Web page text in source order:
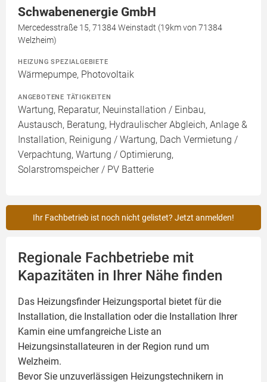
Schwabenenergie GmbH
Mercedesstraße 15, 71384 Weinstadt (19km von 71384
Welzheim)
HEIZUNG SPEZIALGEBIETE
Wärmepumpe, Photovoltaik
ANGEBOTENE TÄTIGKEITEN
Wartung, Reparatur, Neuinstallation / Einbau,
Austausch, Beratung, Hydraulischer Abgleich, Anlage &
Installation, Reinigung / Wartung, Dach Vermietung /
Verpachtung, Wartung / Optimierung,
Solarstromspeicher / PV Batterie
Ihr Fachbetrieb ist noch nicht gelistet? Jetzt anmelden!
Regionale Fachbetriebe mit
Kapazitäten in Ihrer Nähe finden
Das Heizungsfinder Heizungsportal bietet für die
Installation, die Installation oder die Installation Ihrer
Kamin eine umfangreiche Liste an
Heizungsinstallateuren in der Region rund um
Welzheim.
Bevor Sie unzuverlässigen Heizungstechnikern in